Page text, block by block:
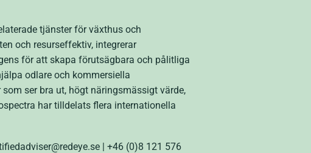
tjänster för växthus och
och resurseffektiv, integrerar
för att skapa förutsägbara och pålitliga
odlare och kommersiella
ser bra ut, högt näringsmässigt värde,
har tilldelats flera internationella
| +46 (0)8 121 576